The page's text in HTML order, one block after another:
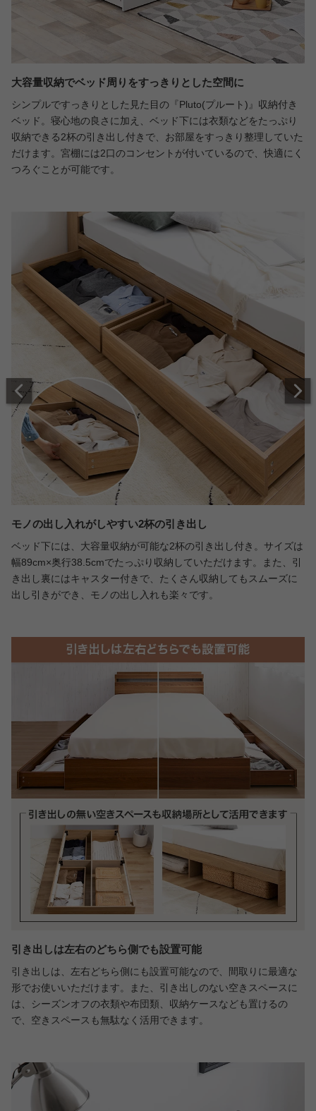
大容量収納でベッド周りをすっきりとした空間に
シンプルですっきりとした見た目の『Pluto(プルート)』収納付き
ベッド。寝心地の良さに加え、ベッド下には衣類などをたっぷり
収納できる2杯の引き出し付きで、お部屋をすっきり整理していた
だけます。宮棚には2口のコンセントが付いているので、快適にく
つろぐことが可能です。
モノの出し入れがしやすい2杯の引き出し
ベッド下には、大容量収納が可能な2杯の引き出し付き。サイズは
幅89cm×奥行38.5cmでたっぷり収納していただけます。また、引
き出し裏にはキャスター付きで、たくさん収納してもスムーズに
出し引きができ、モノの出し入れも楽々です。
引き出しは左右のどちら側でも設置可能
引き出しは、左右どちら側にも設置可能なので、間取りに最適な
形でお使いいただけます。また、引き出しのない空きスペースに
は、シーズンオフの衣類や布団類、収納ケースなども置けるの
で、空きスペースも無駄なく活用できます。